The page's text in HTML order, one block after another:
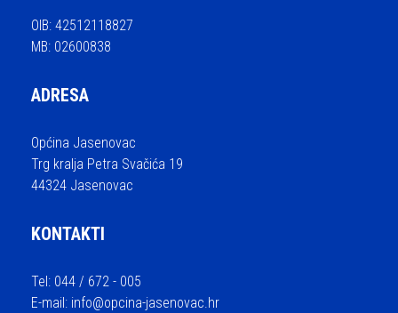
OIB: 42512118827
MB: 02600838
ADRESA
Općina Jasenovac
Trg kralja Petra Svačića 19
44324 Jasenovac
KONTAKTI
Tel: 044 / 672 - 005
E-mail: info@opcina-jasenovac.hr